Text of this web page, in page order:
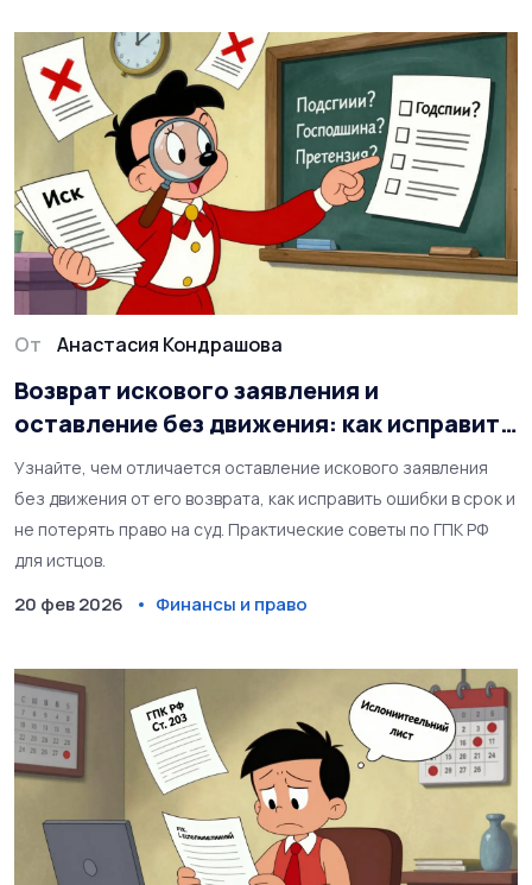
От Анастасия Кондрашова
Возврат искового заявления и
оставление без движения: как исправить
недостатки
Узнайте, чем отличается оставление искового заявления
без движения от его возврата, как исправить ошибки в срок и
не потерять право на суд. Практические советы по ГПК РФ
для истцов.
20 фев 2026 Финансы и право